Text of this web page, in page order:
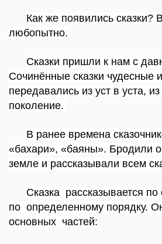
Как же появились
любопытно.
Сказки пришли к нам с
Сочинённые сказки чудесные
передавались из уст в уста,
поколение.
В ранее времена
«бахари», «баяны». Бродили
земле и рассказывали всем
Сказка рассказывается
по определенному порядку.
основных частей: